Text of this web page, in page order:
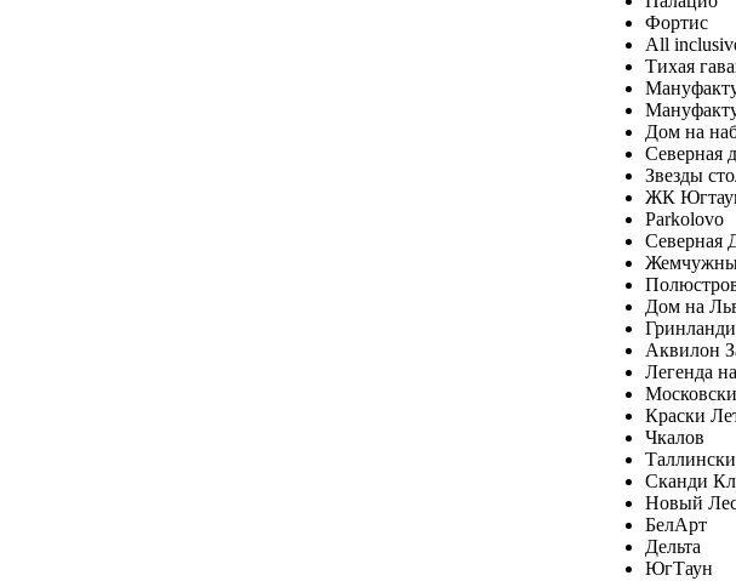
Фортис
All
Тихая
Дом на
Северная
Звезды
ЖК
Parkolovo
Северная
Дом на
Аквилон
Легенда
Краски
Чкалов
Сканди
Новый
БелАрт
Дельта
ЮгТаун